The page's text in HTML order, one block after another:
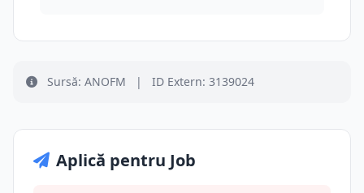
Sursă: ANOFM | ID Extern: 3139024
Aplică pentru Job